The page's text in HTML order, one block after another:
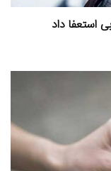
استعفا داد